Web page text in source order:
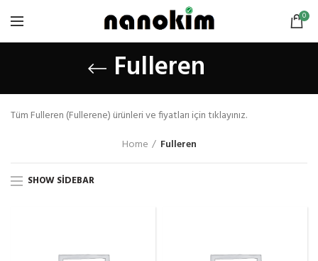
0
Fulleren
Tüm Fulleren (Fullerene) ürünleri ve fiyatları için tıklayınız.
Home
Fulleren
SHOW SIDEBAR